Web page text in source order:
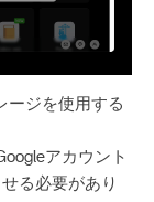
ージを使用する
アカウント
る必要があり